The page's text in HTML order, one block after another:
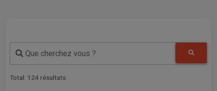
Que cherchez vous ?
Total: 124 résultats